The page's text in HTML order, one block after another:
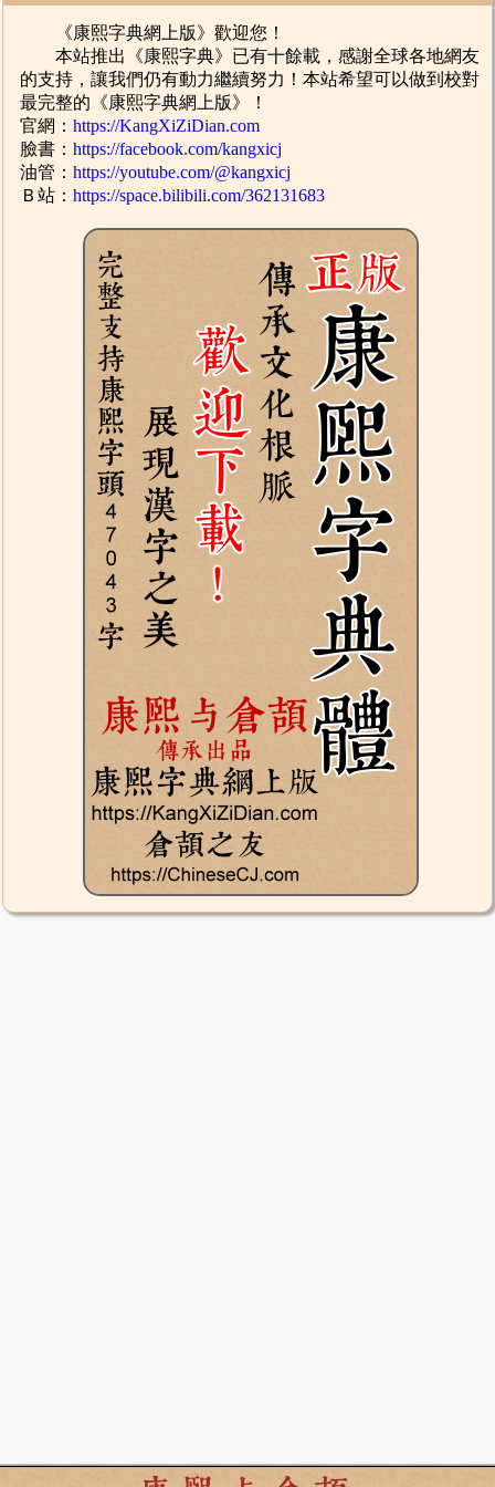
《康熙字典網上版》歡迎您！
本站推出《康熙字典》已有十餘載，感謝全球各地網友
的支持，讓我們仍有動力繼續努力！本站希望可以做到校對
最完整的《康熙字典網上版》！
官網：https://KangXiZiDian.com
臉書：https://facebook.com/kangxicj
油管：https://youtube.com/@kangxicj
Ｂ站：https://space.bilibili.com/362131683